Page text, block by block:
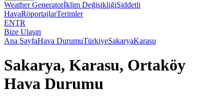
Weather Generatorİklim DeğişikliğiŞiddetli
HavaRöportajlarTerimler
ENTR
Bize Ulaşın
Ana SayfaHava DurumuTürkiyeSakaryaKarasu
Sakarya, Karasu, Ortaköy
Hava Durumu